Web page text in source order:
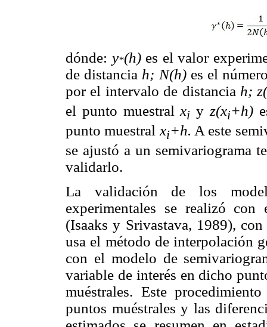
dónde: y*(h)es el valor
de distancia h; N(h)es el
por el intervalo de distancia h;
el punto muestralxi yz(xi+h)
punto muestral xi+h. A este
se ajustó a un semivariograma
validarlo.
La validación de los
experimentales se realizó
(Isaaks y Srivastava, 1989),
usa el método de interpolación
con el modelo de
variable de interés en dicho
muéstrales. Este
puntos muéstrales y las